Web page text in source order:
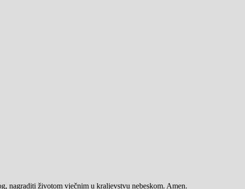
nagraditi životom vječnim u kraljevstvu nebeskom. Amen.